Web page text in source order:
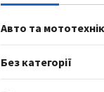
Авто та
Без категорії